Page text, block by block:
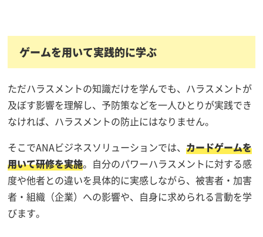
ゲームを用いて実践的に学ぶ
ただハラスメントの知識だけを学んでも、ハラスメントが
及ぼす影響を理解し、予防策などを一人ひとりが実践でき
なければ、ハラスメントの防止にはなりません。
そこでANAビジネスソリューションでは、カードゲームを
用いて研修を実施。自分のパワーハラスメントに対する感
度や他者との違いを具体的に実感しながら、被害者・加害
者・組織（企業）への影響や、自身に求められる言動を学
びます。